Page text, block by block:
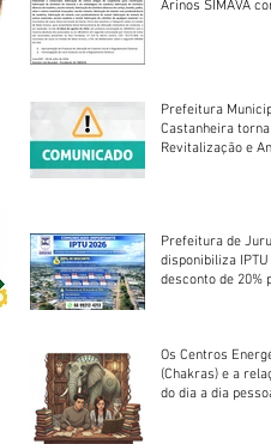
Arinos SIMAVA convoca à
Prefeitura
Castanheira
Revitalização e
Prefeitura de
disponibiliza
desconto de 20%
Os Centros
(Chakras) e a
do dia a dia